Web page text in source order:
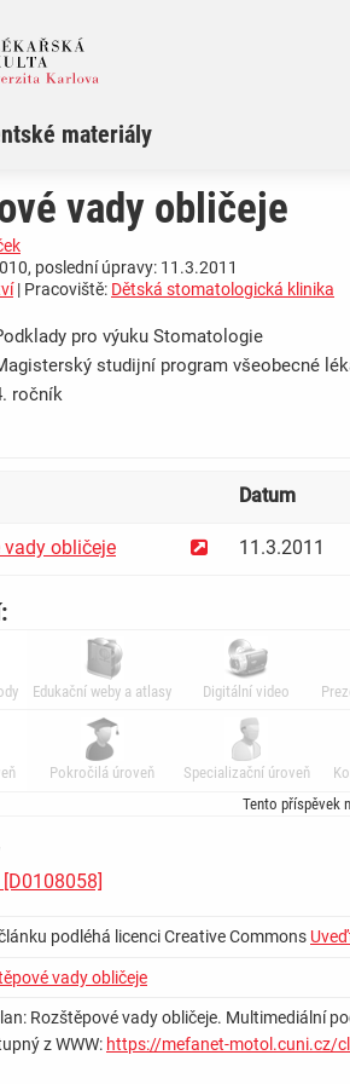
materiály
vady obličeje
poslední úpravy: 11.3.2011
| Pracoviště: Dětská stomatologická klinika
pro výuku Stomatologie
studijní program všeobecné
ročník
Datum
vady obličeje 11.3.2011
Edukační weby a atlasy Digitální video
Pokročilá úroveň Specializační úroveň
Tento příspěvek
podléhá licenci Creative Commons
vady obličeje
Rozštěpové vady obličeje. Multimediální
z WWW: https://mefanet-motol.cuni.cz/